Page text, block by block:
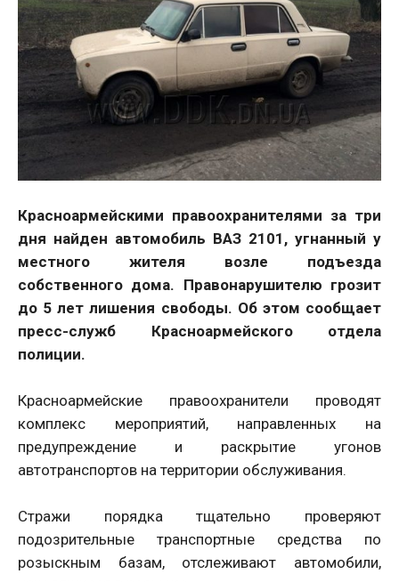
Красноармейскими правоохранителями за три
дня найден автомобиль ВАЗ 2101, угнанный у
местного жителя возле подъезда
собственного дома. Правонарушителю грозит
до 5 лет лишения свободы. Об этом сообщает
пресс-служб Красноармейского отдела
полиции.
Красноармейские правоохранители проводят
комплекс мероприятий, направленных на
предупреждение и раскрытие угонов
автотранспортов на территории обслуживания.
Стражи порядка тщательно проверяют
подозрительные транспортные средства по
розыскным базам, отслеживают автомобили,